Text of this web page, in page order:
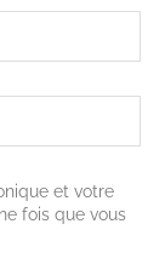
et votre
fois que vous